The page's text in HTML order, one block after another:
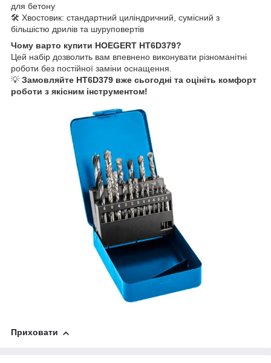
для бетону
🛠 Хвостовик: стандартний циліндричний, сумісний з
більшістю дрилів та шуруповертів
Чому варто купити HOEGERT HT6D379?
Цей набір дозволить вам впевнено виконувати різноманітні
роботи без постійної заміни оснащення.
💡 Замовляйте HT6D379 вже сьогодні та оцініть комфорт
роботи з якісним інструментом!
Приховати